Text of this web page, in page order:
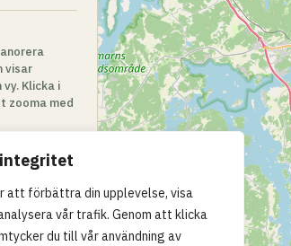
integritet
att förbättra din upplevelse, visa
vår trafik. Genom att klicka
du till vår användning av
visar
vy. Klicka i
zooma med